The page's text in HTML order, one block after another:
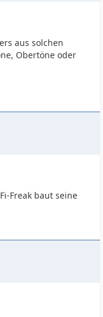
aus solchen
Obertöne oder
Freak baut seine